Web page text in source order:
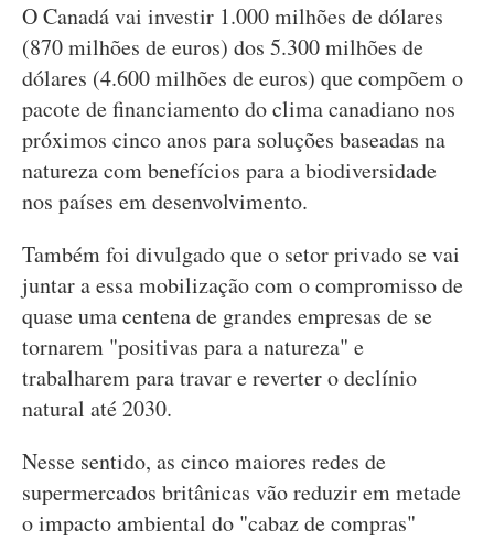
O Canadá vai investir 1.000 milhões de dólares
(870 milhões de euros) dos 5.300 milhões de
dólares (4.600 milhões de euros) que compõem o
pacote de financiamento do clima canadiano nos
próximos cinco anos para soluções baseadas na
natureza com benefícios para a biodiversidade
nos países em desenvolvimento.
Também foi divulgado que o setor privado se vai
juntar a essa mobilização com o compromisso de
quase uma centena de grandes empresas de se
tornarem "positivas para a natureza" e
trabalharem para travar e reverter o declínio
natural até 2030.
Nesse sentido, as cinco maiores redes de
supermercados britânicas vão reduzir em metade
o impacto ambiental do "cabaz de compras"